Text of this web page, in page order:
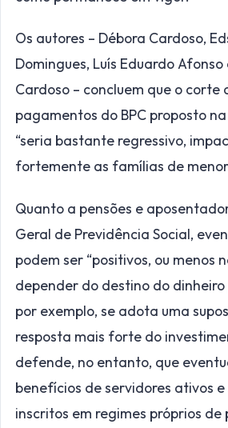
Os autores – Débora Cardoso,
Domingues, Luís Eduardo
Cardoso – concluem que o corte
pagamentos do BPC proposto
“seria bastante regressivo,
fortemente as famílias de
Quanto a pensões e
Geral de Previdência Social,
podem ser “positivos, ou menos
depender do destino do dinheiro
por exemplo, se adota uma
resposta mais forte do
defende, no entanto, que
benefícios de servidores ativos
inscritos em regimes próprios de